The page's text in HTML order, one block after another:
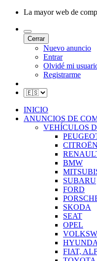
La mayor web de
Cerrar
Nuevo anuncio
Entrar
Olvidé mi
Registrarme
INICIO
ANUNCIOS DE
VEHÍCULOS
CITROËN
BMW
SUBARU
FORD
SKODA
SEAT
OPEL
FIAT,